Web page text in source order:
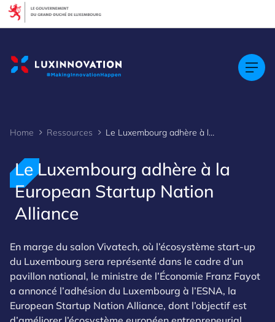
Home Ressources Le Luxembourg adhère à la European Startup Nation Alliance
Le Luxembourg adhère à la
European Startup Nation
Alliance
En marge du salon Vivatech, où l’écosystème start-up
du Luxembourg sera représenté dans le cadre d’un
pavillon national, le ministre de l’Économie Franz Fayot
a annoncé l’adhésion du Luxembourg à l’ESNA, la
European Startup Nation Alliance, dont l’objectif est
Cookies management panel